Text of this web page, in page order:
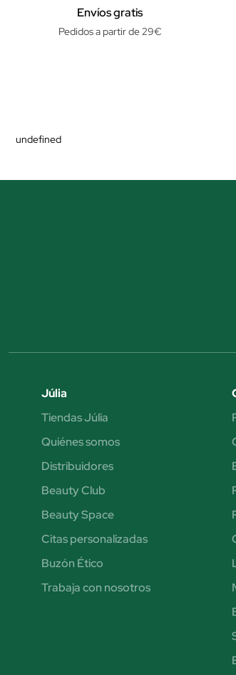
Envíos gratis
Pedidos a partir de 29€
undefined
Júlia
Tiendas Júlia
Quiénes somos
Distribuidores
Beauty Club
Beauty Space
Citas personalizadas
Buzón Ético
Trabaja con nosotros